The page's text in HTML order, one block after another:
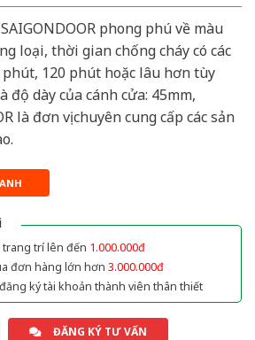
phong phú về màu
loại, thời gian chống cháy có các
120 phút hoặc lâu hơn tùy
độ dày của cánh cửa: 45mm,
là đơn vị chuyên cung cấp các sản
trí lên đến 1.000.000đ
đơn hàng lớn hơn 3.000.000đ
ký tài khoản thành viên thân thiết
ĐĂNG KÝ TƯ VẤN